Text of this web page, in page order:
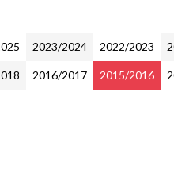
2023/2024 2022/2023
2016/2017 2015/2016